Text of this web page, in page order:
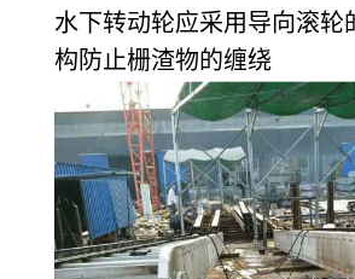
水下转动轮应采用导向滚轮
构防止栅渣物的缠绕